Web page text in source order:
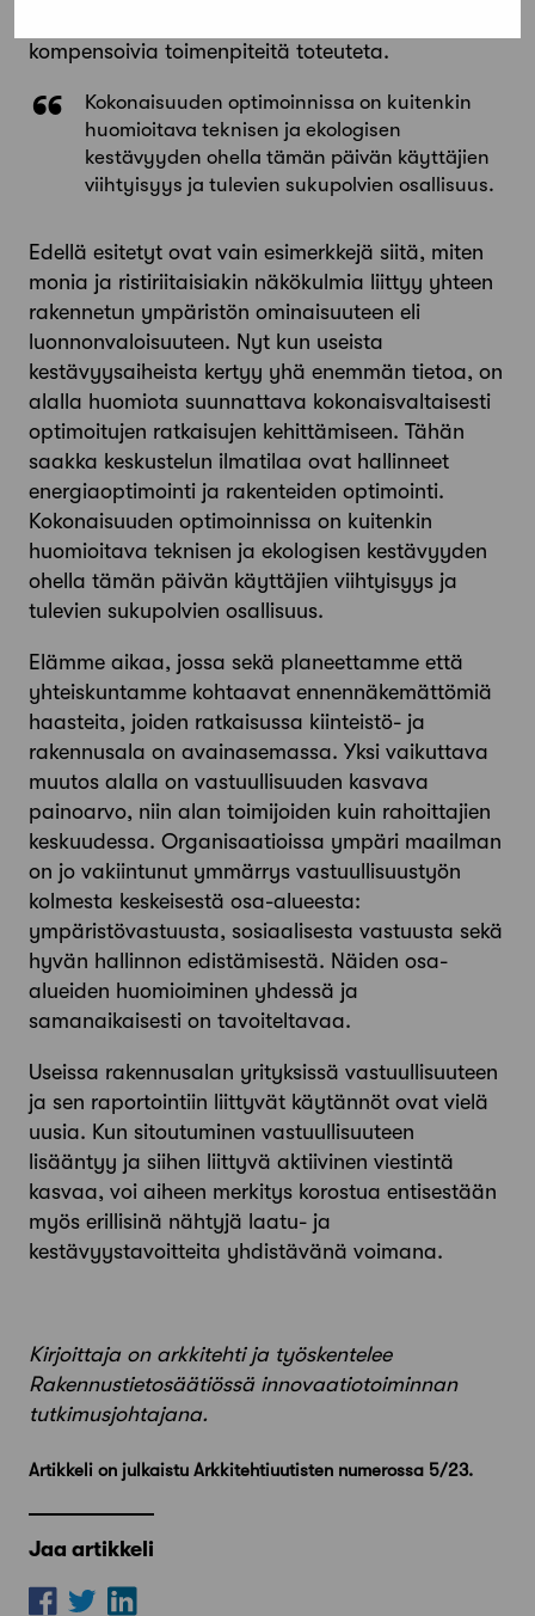
kompensoivia toimenpiteitä toteuteta.
Kokonaisuuden optimoinnissa on kuitenkin
huomioitava teknisen ja ekologisen
kestävyyden ohella tämän päivän käyttäjien
viihtyisyys ja tulevien sukupolvien osallisuus.
Edellä esitetyt ovat vain esimerkkejä siitä, miten
monia ja ristiriitaisiakin näkökulmia liittyy yhteen
rakennetun ympäristön ominaisuuteen eli
luonnonvaloisuuteen. Nyt kun useista
kestävyysaiheista kertyy yhä enemmän tietoa, on
alalla huomiota suunnattava kokonaisvaltaisesti
optimoitujen ratkaisujen kehittämiseen. Tähän
saakka keskustelun ilmatilaa ovat hallinneet
energiaoptimointi ja rakenteiden optimointi.
Kokonaisuuden optimoinnissa on kuitenkin
huomioitava teknisen ja ekologisen kestävyyden
ohella tämän päivän käyttäjien viihtyisyys ja
tulevien sukupolvien osallisuus.
Elämme aikaa, jossa sekä planeettamme että
yhteiskuntamme kohtaavat ennennäkemättömiä
haasteita, joiden ratkaisussa kiinteistö- ja
rakennusala on avainasemassa. Yksi vaikuttava
muutos alalla on vastuullisuuden kasvava
painoarvo, niin alan toimijoiden kuin rahoittajien
keskuudessa. Organi­saatioissa ympäri maailman
on jo vakiintunut ymmärrys vastuullisuustyön
kolmesta keskeisestä osa-alueesta:
ympäristövastuusta, sosiaalisesta vastuusta sekä
hyvän hallinnon edistämisestä. Näiden osa-
alueiden huomioiminen yhdessä ja
samanaikaisesti on tavoiteltavaa.
Useissa rakennusalan yrityksissä vastuullisuuteen
ja sen raportointiin liittyvät käytännöt ovat vielä
uusia. Kun sitoutuminen vastuullisuuteen
lisääntyy ja siihen liittyvä aktiivinen viestintä
kasvaa, voi aiheen merkitys korostua entisestään
myös erillisinä nähtyjä laatu- ja
kestävyystavoitteita yhdistävänä voimana.
Kirjoittaja on arkkitehti ja työskentelee
Rakennustietosäätiössä innovaatiotoiminnan
tutkimusjohtajana.
Artikkeli on julkaistu Arkkitehtiuutisten numerossa 5/23.
Jaa artikkeli